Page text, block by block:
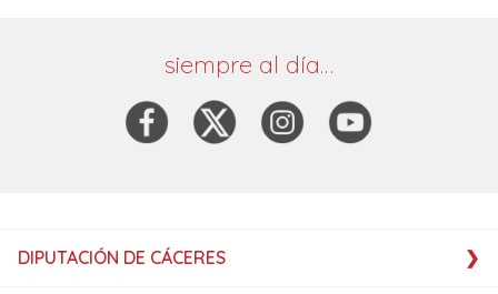
siempre al día…
DIPUTACIÓN DE CÁCERES